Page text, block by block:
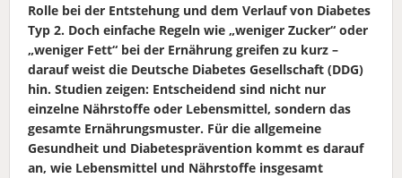
Rolle bei der Entstehung und dem Verlauf von Diabetes
Typ 2. Doch einfache Regeln wie „weniger Zucker“ oder
„weniger Fett“ bei der Ernährung greifen zu kurz –
darauf weist die Deutsche Diabetes Gesellschaft (DDG)
hin. Studien zeigen: Entscheidend sind nicht nur
einzelne Nährstoffe oder Lebensmittel, sondern das
gesamte Ernährungsmuster. Für die allgemeine
Gesundheit und Diabetesprävention kommt es darauf
an, wie Lebensmittel und Nährstoffe insgesamt